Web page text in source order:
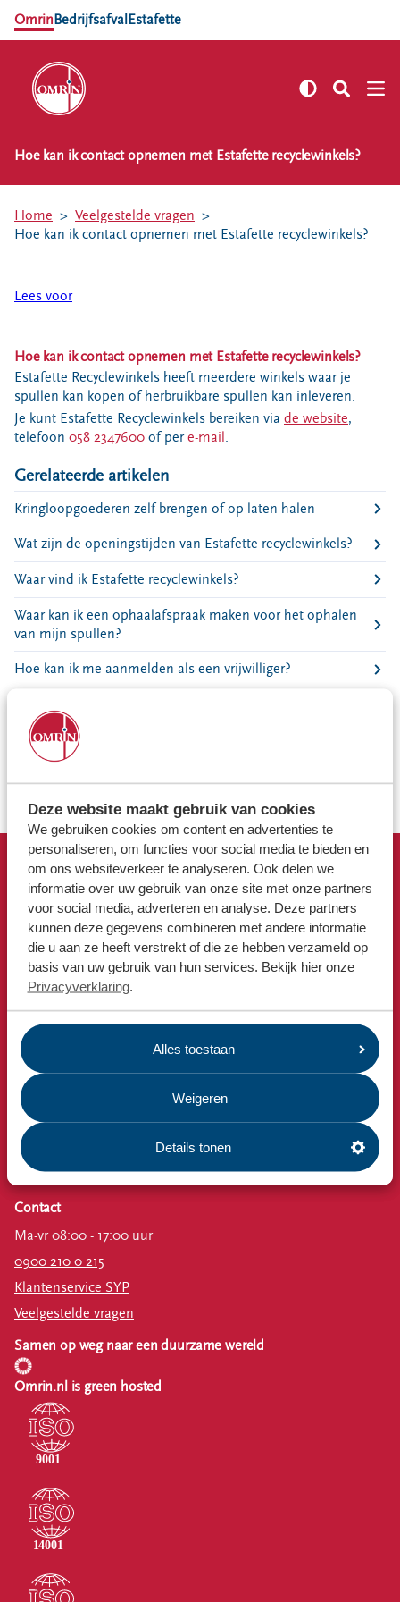
Deze website maakt gebruik van cookies
We gebruiken cookies om content en advertenties te
personaliseren, om functies voor social media te bieden en
om ons websiteverkeer te analyseren. Ook delen we
informatie over uw gebruik van onze site met onze partners
voor social media, adverteren en analyse. Deze partners
kunnen deze gegevens combineren met andere informatie
die u aan ze heeft verstrekt of die ze hebben verzameld op
basis van uw gebruik van hun services. Bekijk hier onze
Privacyverklaring.
Alles toestaan
Weigeren
Details tonen
OmrinBedrijfsafval Estafette
NL EN
Afvalkalender
Milieustraten
Kringloopspullen
Afval aanmelden
Bouwcontainer huren
Ons verhaal
Nieuws
Ontdek Omrin
Over Omrin
Hier werken we aan
Ecopark De Wierde
Reststoffen Energie Centrale
Projecten
Contact
Klantenservice SYP
VeeIgestelde vragen
Locaties
Werken bij
Voor gemeenten
Voor leveranciers en bezoekers
Hoe kan ik contact opnemen met Estafette recyclewinkels?
Home
Veelgestelde vragen
Hoe kan ik contact opnemen met Estafette recyclewinkels?
Lees voor
Hoe kan ik contact opnemen met Estafette recyclewinkels?
Estafette Recyclewinkels heeft meerdere winkels waar je
spullen kan kopen of herbruikbare spullen kan inleveren.
Je kunt Estafette Recyclewinkels bereiken via de website,
telefoon 058 2347600 of pere-mail.
Gerelateerde artikelen
Kringloopgoederen zelf brengen of op laten halen
Wat zijn de openingstijden van Estafette recyclewinkels?
Waar vind ik Estafette recyclewinkels?
Waar kan ik een ophaalafspraak maken voor het ophalen
van mijn spullen?
Hoe kan ik me aanmelden als een vrijwilliger?
Pekela| Kringloopwinkel
Snel naar
Afvalkalender
Omrin Afvalapp
Milieustraat
Afspraak milieustraat
Afval aanmelden
Bekijk ook
Nieuws
Emissiecijfers
Omrin Bedrijfsafval
Estafette recyclewinkels
Vacatures
Contact
Ma-vr 08:00 - 17:00 uur
0900 210 0 215
Klantenservice SYP
Veelgestelde vragen
Samen op weg naar een duurzame wereld
Omrin.nl is green hosted